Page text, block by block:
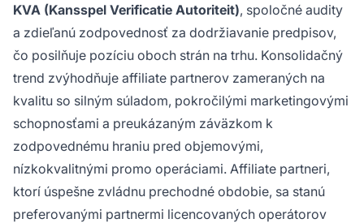
KVA (Kansspel Verificatie Autoriteit), spoločné audity
a zdieľanú zodpovednosť za dodržiavanie predpisov,
čo posilňuje pozíciu oboch strán na trhu. Konsolidačný
trend zvýhodňuje affiliate partnerov zameraných na
kvalitu so silným súladom, pokročilými marketingovými
schopnosťami a preukázaným záväzkom k
zodpovednému hraniu pred objemovými,
nízkokvalitnými promo operáciami. Affiliate partneri,
ktorí úspešne zvládnu prechodné obdobie, sa stanú
preferovanými partnermi licencovaných operátorov